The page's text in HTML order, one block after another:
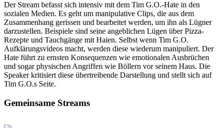
Der Stream befasst sich intensiv mit dem Tim G.O.-Hate in den
sozialen Medien. Es geht um manipulative Clips, die aus dem
Zusammenhang gerissen und bearbeitet werden, um ihn als Lügner
darzustellen. Beispiele sind seine angeblichen Lügen über Pizza-
Rezepte und Tauchgänge mit Haien. Selbst wenn Tim G.O.
Aufklärungsvideos macht, werden diese wiederum manipuliert. Der
Hate führt zu ernsten Konsequenzen wie emotionalen Ausbrüchen
und sogar physischen Angriffen wie Böllern vor seinem Haus. Die
Speaker kritisiert diese übertreibende Darstellung und stellt sich auf
Tim G.O.s Seite.
Gemeinsame Streams